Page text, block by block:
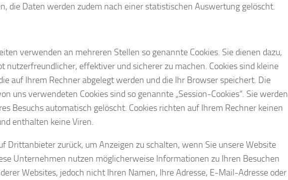
die Daten werden zudem nach einer statistischen Auswertung gelöscht.
verwenden an mehreren Stellen so genannte Cookies. Sie dienen dazu,
nutzerfreundlicher, effektiver und sicherer zu machen. Cookies sind kleine
auf Ihrem Rechner abgelegt werden und die Ihr Browser speichert. Die
uns verwendeten Cookies sind so genannte „Session-Cookies“. Sie werden
Besuchs automatisch gelöscht. Cookies richten auf Ihrem Rechner keinen
enthalten keine Viren.
Drittanbieter zurück, um Anzeigen zu schalten, wenn Sie unsere Website
Unternehmen nutzen möglicherweise Informationen zu Ihren Besuchen
Websites, jedoch nicht Ihren Namen, Ihre Adresse, E-Mail-Adresse oder